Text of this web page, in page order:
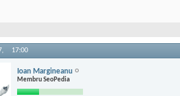
17:00
Ioan Margineanu
Membru SeoPedia